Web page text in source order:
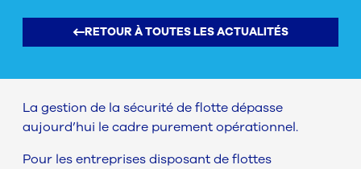
RETOUR À TOUTES LES ACTUALITÉS
La gestion de la sécurité de flotte dépasse
aujourd’hui le cadre purement opérationnel.
Pour les entreprises disposant de flottes